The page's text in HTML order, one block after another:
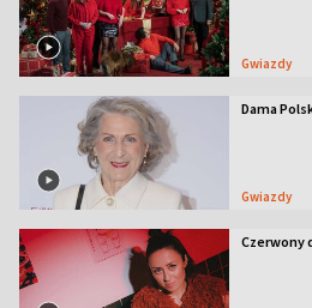
Gwiazdy
Dama
Gwiazdy
Czerwony